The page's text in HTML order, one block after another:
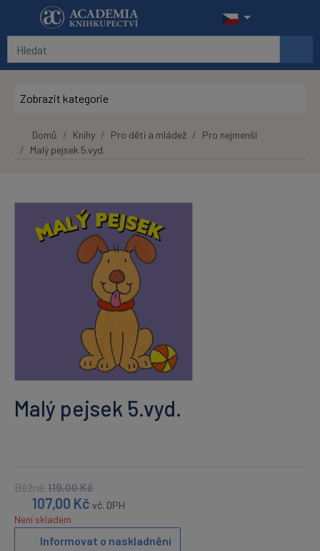
Přeskočit na hlavní obsah
Zobrazit kategorie
Domů Knihy Pro děti a mládež
Pro nejmenší
Malý pejsek 5.vyd.
Malý pejsek 5.vyd.
Běžně 119,00Kč
107,00 Kč vč. DPH
Není skladem
Informovat o naskladnění